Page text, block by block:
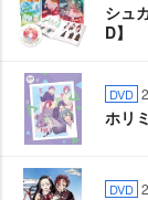
シュ
D】
DVD
ホリ
DVD